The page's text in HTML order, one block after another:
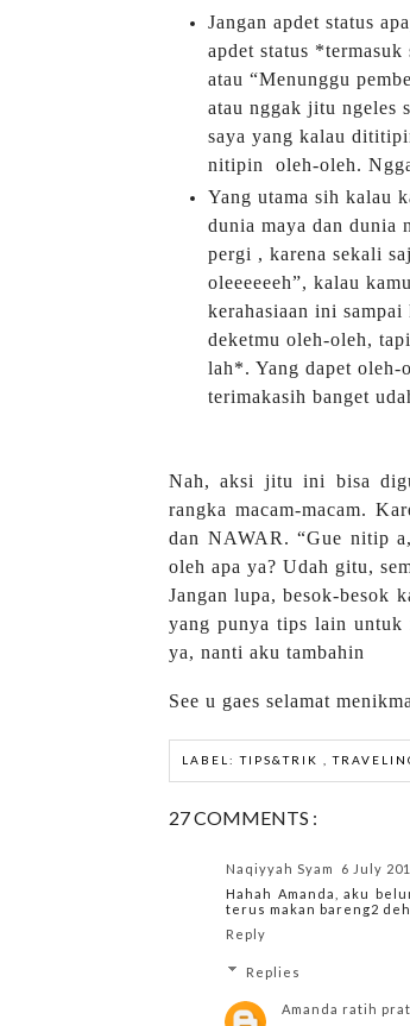
Jangan apdet status
apdet status
atau “Menunggu
atau nggak jitu ngeles
saya yang kalau
nitipin
oleh-oleh.
Yang utama sih kalau
dunia maya dan dunia
pergi , karena sekali
oleeeeeeh”, kalau
kerahasiaan ini
deketmu oleh-oleh,
lah*. Yang dapet oleh-
terimakasih banget
Nah, aksi jitu ini bisa
rangka macam-macam.
dan NAWAR. “Gue nitip
oleh apa ya? Udah gitu,
Jangan lupa, besok-besok
yang punya tips lain untuk
ya, nanti aku tambahin
See u gaes selamat
LABEL:TIPS&TRIK ,
27 COMMENTS :
Naqiyyah Syam
6 July
Hahah Amanda, aku
terus makan bareng2
Reply
Replies
Amanda ratih